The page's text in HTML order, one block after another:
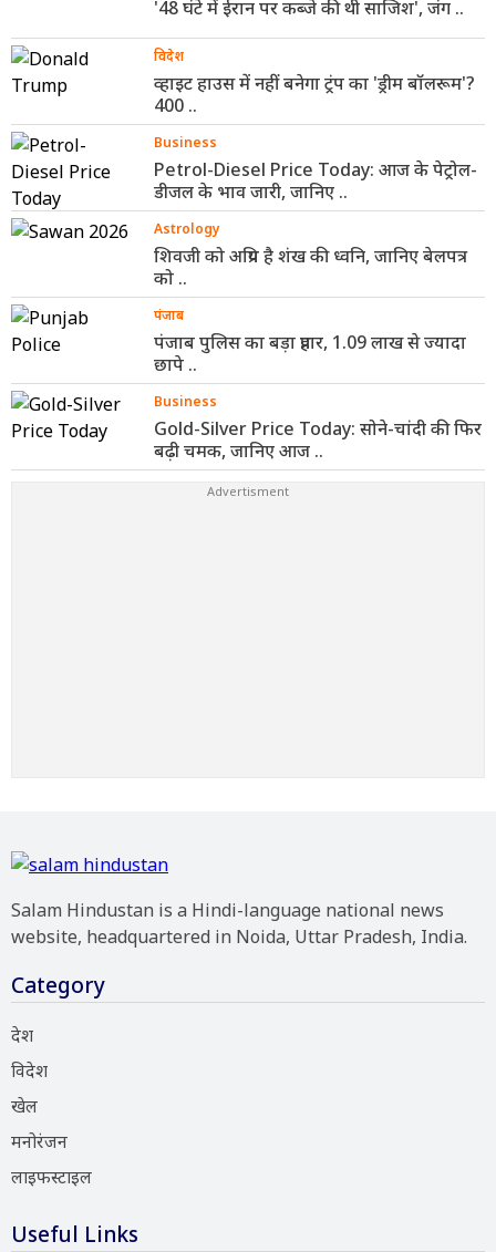
'48 घंटे में ईरान पर कब्जे की थी साजिश', जंग ..
विदेश
व्हाइट हाउस में नहीं बनेगा ट्रंप का 'ड्रीम बॉलरूम'?
400 ..
Business
Petrol-Diesel Price Today: आज के पेट्रोल-
डीजल के भाव जारी, जानिए ..
Astrology
शिवजी को अप्रिय है शंख की ध्वनि, जानिए बेलपत्र
को ..
पंजाब
पंजाब पुलिस का बड़ा प्रहार, 1.09 लाख से ज्यादा
छापे ..
Business
Gold-Silver Price Today: सोने-चांदी की फिर
बढ़ी चमक, जानिए आज ..
Salam Hindustan is a Hindi-language national news
website, headquartered in Noida, Uttar Pradesh, India.
Category
देश
विदेश
खेल
मनोरंजन
लाइफस्टाइल
Useful Links